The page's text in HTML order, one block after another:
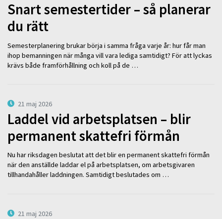
Snart semestertider – så planerar
du rätt
Semesterplanering brukar börja i samma fråga varje år: hur får man
ihop bemanningen när många vill vara lediga samtidigt? För att lyckas
krävs både framförhållning och koll på de …
21 maj 2026
Laddel vid arbetsplatsen – blir
permanent skattefri förmån
Nu har riksdagen beslutat att det blir en permanent skattefri förmån
när den anställde laddar el på arbetsplatsen, om arbetsgivaren
tillhandahåller laddningen. Samtidigt beslutades om …
21 maj 2026